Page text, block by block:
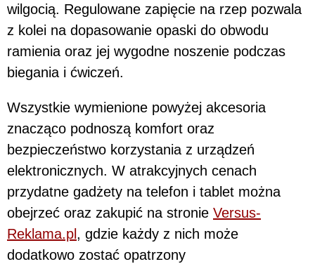
wilgocią. Regulowane zapięcie na rzep pozwala
z kolei na dopasowanie opaski do obwodu
ramienia oraz jej wygodne noszenie podczas
biegania i ćwiczeń.
Wszystkie wymienione powyżej akcesoria
znacząco podnoszą komfort oraz
bezpieczeństwo korzystania z urządzeń
elektronicznych. W atrakcyjnych cenach
przydatne gadżety na telefon i tablet można
obejrzeć oraz zakupić na stronie Versus-
Reklama.pl, gdzie każdy z nich może
dodatkowo zostać opatrzony